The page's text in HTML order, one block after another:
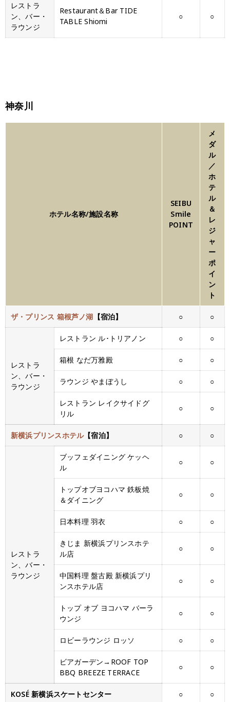
レストラ
ン、バー・
ラウンジ
Restaurant＆Bar TIDE
TABLE Shiomi
○ ○
神奈川
ホテル名称/施設名称
SEIBU
Smile
POINT
メ
ダ
ル
／
ホ
テ
ル
＆
レ
ジ
ャ
ー
ポ
イ
ン
ト
ザ・プリンス 箱根芦ノ湖 【宿泊】 ○ ○
レストラ
ン、バー・
ラウンジ
レストラン ル･トリアノン ○ ○
箱根 なだ万雅殿 ○ ○
ラウンジ やまぼうし ○ ○
レストラン レイクサイドグ
リル
○ ○
新横浜プリンスホテル【宿泊】 ○ ○
レストラ
ン、バー・
ラウンジ
ブッフェダイニング ケッヘ
ル
○ ○
トップオブヨコハマ 鉄板焼
＆ダイニング
○ ○
日本料理 羽衣 ○ ○
きじま 新横浜プリンスホテ
ル店
○ ○
中国料理 盤古殿 新横浜プリ
ンスホテル店
○ ○
トップ オブ ヨコハマ バーラ
ウンジ
○ ○
ロビーラウンジ ロッソ ○ ○
ビアガーデン→ROOF TOP
BBQ BREEZE TERRACE
○ ○
KOSÉ 新横浜スケートセンター ○ ○